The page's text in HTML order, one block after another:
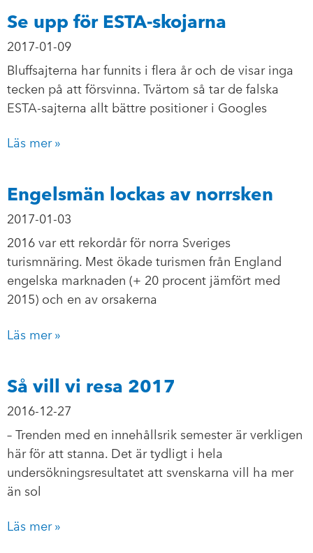
Se upp för ESTA-skojarna
2017-01-09
Bluffsajterna har funnits i flera år och de visar inga
tecken på att försvinna. Tvärtom så tar de falska
ESTA-sajterna allt bättre positioner i Googles
Läs mer »
Engelsmän lockas av norrsken
2017-01-03
2016 var ett rekordår för norra Sveriges
turismnäring. Mest ökade turismen från England
engelska marknaden (+ 20 procent jämfört med
2015) och en av orsakerna
Läs mer »
Så vill vi resa 2017
2016-12-27
– Trenden med en innehållsrik semester är verkligen
här för att stanna. Det är tydligt i hela
undersökningsresultatet att svenskarna vill ha mer
än sol
Läs mer »